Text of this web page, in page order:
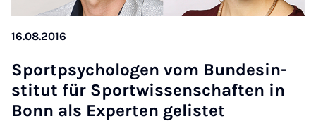
16.08.2016
Sport­psy­cho­lo­gen vom Bundesin­
sti­tut für Sportwissenschaften in
Bonn als Ex­per­ten gel­istet